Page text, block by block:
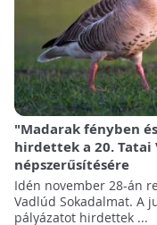
"Madarak fényben
hirdettek a 20. Tatai
népszerűsítésére
Idén november 28-án
Vadlúd Sokadalmat. A
pályázatot hirdettek ...